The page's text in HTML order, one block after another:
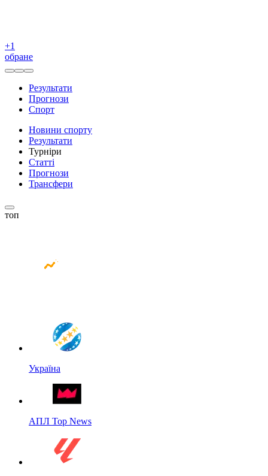
+1
обране
Результати
Прогнози
Спорт
Новини спорту
Результати
Турніри
Статті
Прогнози
Трансфери
топ
Україна
АПЛ Top News